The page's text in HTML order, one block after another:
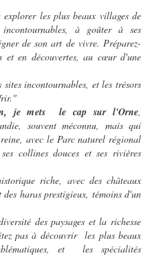
les plus beaux villages de
à goûter à ses
de son art de vivre. Préparez-
et en découvertes, au cœur d'une
incontournables, et les trésors
je mets le cap sur l'Orne,
souvent méconnu, mais qui
avec le Parc naturel régional
collines douces et ses rivières
riche, avec des châteaux
haras prestigieux, témoins d'un
des paysages et la richesse
pas à découvrir les plus beaux
et les spécialités